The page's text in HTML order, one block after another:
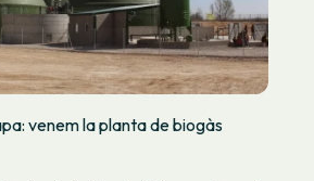
venem la planta de biogàs